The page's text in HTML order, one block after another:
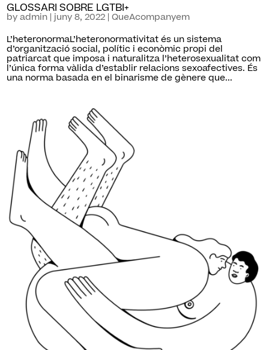
GLOSSARI SOBRE LGTBI+
byadmin | juny 8, 2022 |QueAcompanyem
L’heteronormaL’heteronormativitat és un sistema
d’organització social, polític i econòmic propi del
patriarcat que imposa i naturalitza l’heterosexualitat com
l’única forma vàlida d’establir relacions sexoafectives. És
una norma basada en el binarisme de gènere que...